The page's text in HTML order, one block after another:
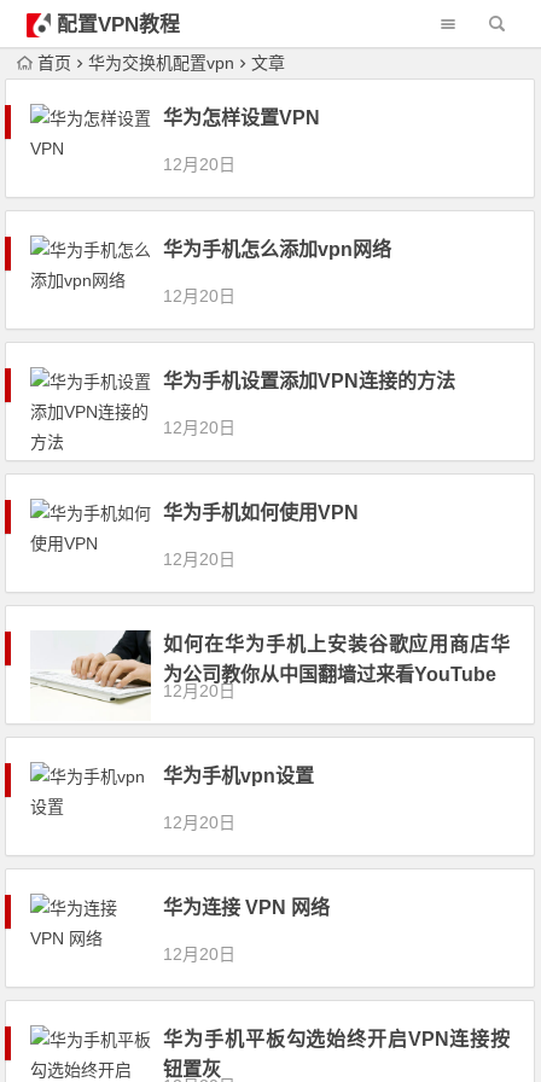
配置VPN教程
首页 华为交换机配置vpn 文章
华为怎样设置VPN
12月20日
华为手机怎么添加vpn网络
12月20日
华为手机设置添加VPN连接的方法
12月20日
华为手机如何使用VPN
12月20日
如何在华为手机上安装谷歌应用商店华
为公司教你从中国翻墙过来看YouTube
12月20日
华为手机vpn设置
12月20日
华为连接 VPN 网络
12月20日
华为手机平板勾选始终开启VPN连接按
钮置灰